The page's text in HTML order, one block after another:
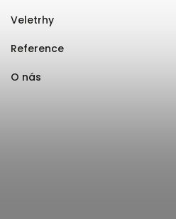
Veletrhy
Reference
O nás